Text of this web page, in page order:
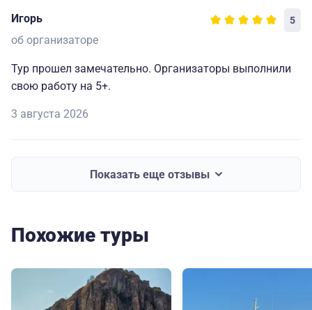
Игорь 5
об организаторе
Тур прошел замечательно. Организаторы выполнили
свою работу на 5+.
3 августа 2026
Показать еще отзывы
Похожие туры